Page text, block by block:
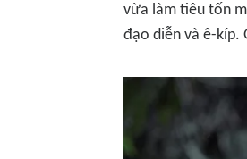
vừa làm tiêu tốn
đạo diễn và ê-kíp.